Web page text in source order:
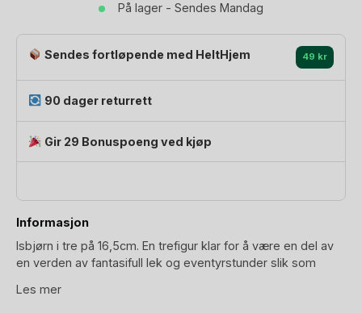
Sjødyr
antall
På lager - Sendes Mandag
Sendes fortløpende med HeltHjem 49 kr
90 dager returrett
Gir 29 Bonuspoeng ved kjøp
Informasjon
Isbjørn i tre på 16,5cm. En trefigur klar for å være en del av
en verden av fantasifull lek og eventyrstunder slik som
stumpen litt oppi været. Du finner andre Ostheimer dyr som
Les mer